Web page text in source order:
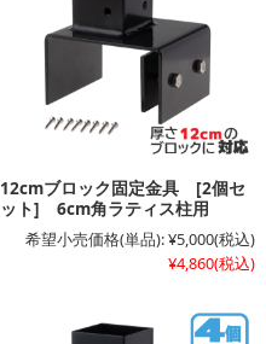
12cmブロック固定金具 [2個セ
ット] 6cm角ラティス柱用
希望小売価格(単品):¥5,000(税込)
¥4,860(税込)